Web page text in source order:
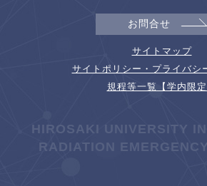
お問合せ
サイトマップ
サイトポリシー・プライバシ
規程等一覧【学内限定
HIROSAKI UNIVERSITY
RADIATION